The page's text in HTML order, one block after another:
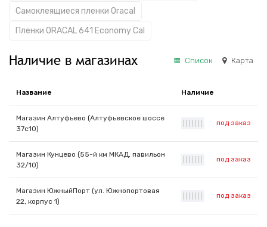
Самоклеящиеся пленки Oracal
Пленки ORACAL 641 Economy Cal
Наличие в магазинах Список Карта
Название Наличие
Магазин Алтуфьево (Алтуфьевское шоссе
37с10)
под заказ
Магазин Кунцево (55-й км МКАД, павильон
32/10)
под заказ
Магазин ЮжныйПорт (ул. Южнопортовая
22, корпус 1)
под заказ